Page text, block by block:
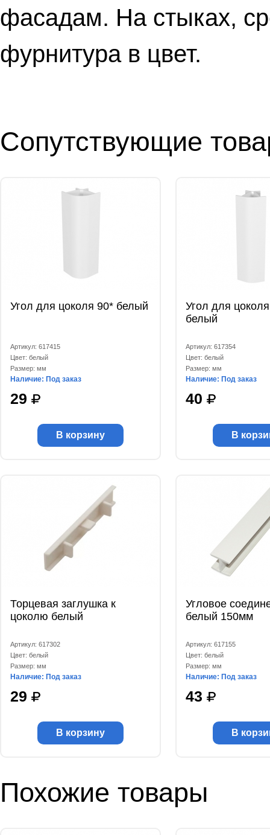
фасадам. На стыках,
фурнитура в цвет.
Сопутствующие
Угол для цоколя 90* белый
Артикул: 617415
Цвет: белый
Размер: мм
Наличие: Под заказ
29
В корзину
Угол для
белый
Артикул: 617354
Цвет: белый
Размер: мм
Наличие: Под заказ
40
В
Торцевая заглушка к
цоколю белый
Артикул: 617302
Цвет: белый
Размер: мм
Наличие: Под заказ
29
В корзину
Угловое
белый 150мм
Артикул: 617155
Цвет: белый
Размер: мм
Наличие: Под заказ
43
В
Похожие товары